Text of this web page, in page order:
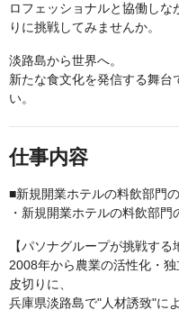
ロフェッショナルと協働しな
りに挑戦してみませんか。
淡路島から世界へ。
新たな食文化を発信する舞台
い。
仕事内容
■新規開業ホテルの料飲部門
・新規開業ホテルの料飲部門
【パソナグループが挑戦する
2008年から農業の活性化・
皮切りに、
兵庫県淡路島で"人材誘致"に